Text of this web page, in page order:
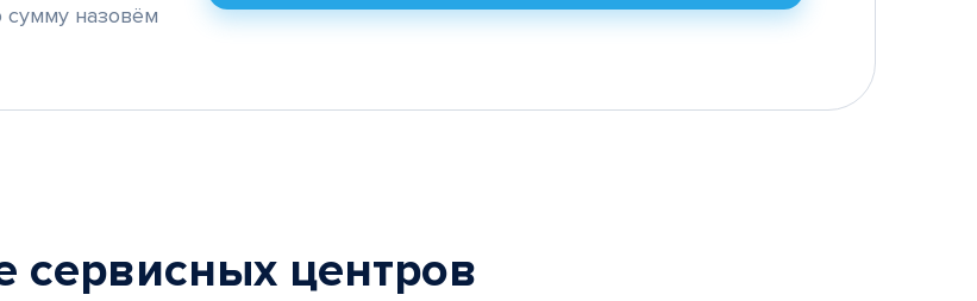
сумму назовём
сервисных центров